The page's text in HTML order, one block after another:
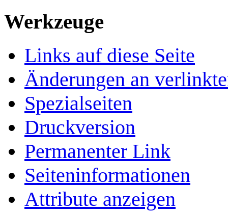
Werkzeuge
Links auf diese Seite
Änderungen an
Spezialseiten
Druckversion
Permanenter Link
Seiten­­informationen
Attribute anzeigen